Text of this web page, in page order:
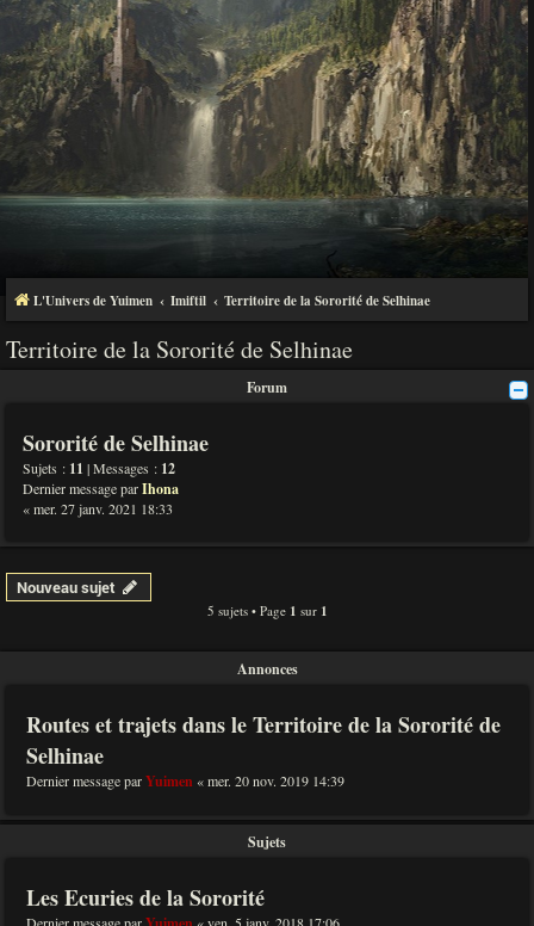
L'Univers de Yuimen Imiftil Territoire de la Sororité de Selhinae
Territoire de la Sororité de Selhinae
Forum
Sororité de Selhinae
Sujets : 11 | Messages : 12
Dernier message parIhona
« mer. 27 janv. 2021 18:33
Nouveau sujet
5 sujets • Page 1 sur 1
Annonces
Routes et trajets dans le Territoire de la Sororité de
Selhinae
Dernier message parYuimen «mer. 20 nov. 2019 14:39
Sujets
Les Ecuries de la Sororité